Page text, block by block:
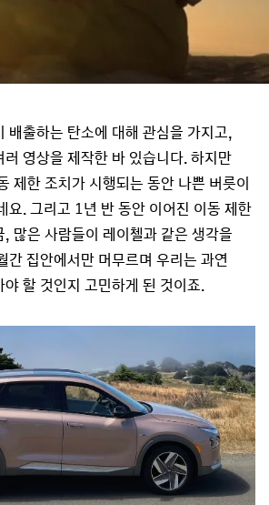
배출하는 탄소에 대해 관심을 가지고,
영상을 제작한 바 있습니다. 하지만
제한 조치가 시행되는 동안 나쁜 버릇이
요. 그리고 1년 반 동안 이어진 이동 제한
많은 사람들이 레이첼과 같은 생각을
간 집안에서만 머무르며 우리는 과연
할 것인지 고민하게 된 것이죠.